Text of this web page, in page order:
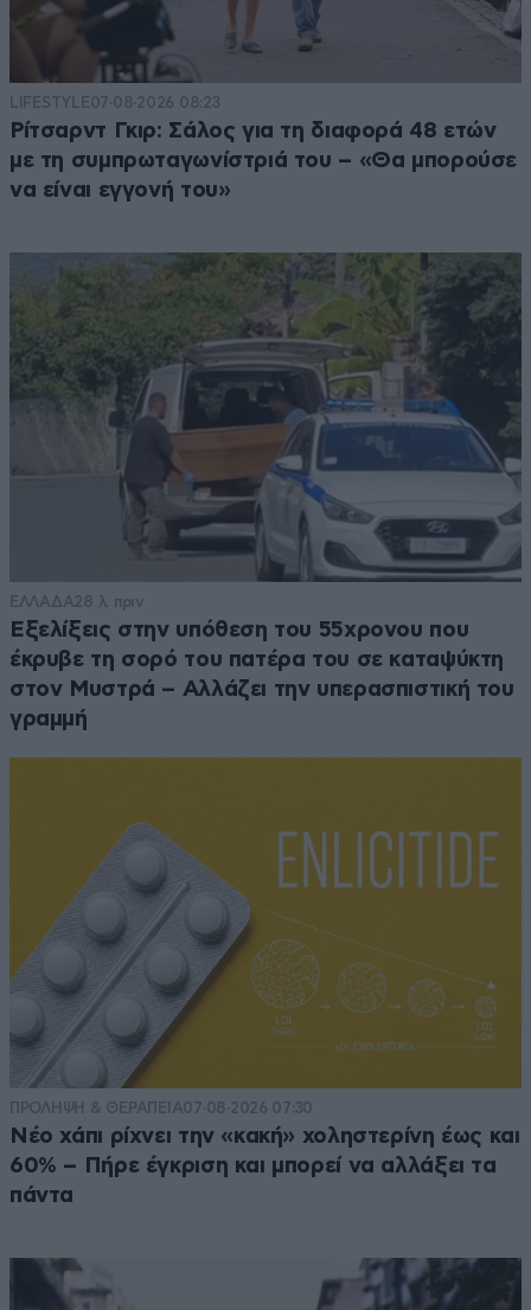
LIFESTYLE07·08·2026 08:23
Ρίτσαρντ Γκιρ: Σάλος για τη διαφορά 48 ετών
με τη συμπρωταγωνίστριά του – «Θα μπορούσε
να είναι εγγονή του»
ΕΛΛΑΔΑ28 λ. πριν
Εξελίξεις στην υπόθεση του 55χρονου που
έκρυβε τη σορό του πατέρα του σε καταψύκτη
στον Μυστρά – Αλλάζει την υπερασπιστική του
γραμμή
ΠΡΟΛΗΨΗ & ΘΕΡΑΠΕΙΑ07·08·2026 07:30
Νέο χάπι ρίχνει την «κακή» χοληστερίνη έως και
60% – Πήρε έγκριση και μπορεί να αλλάξει τα
πάντα